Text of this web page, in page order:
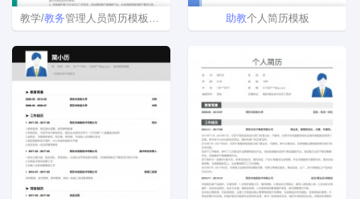
教学/教务管理人员简历模板下载word格式 助教个人简历模板